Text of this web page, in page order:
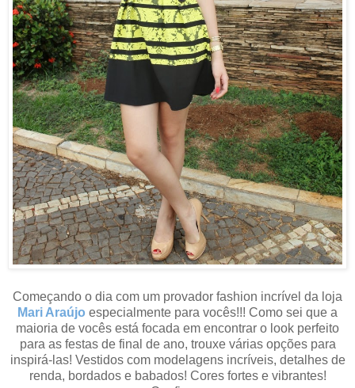
Começando o dia com um provador fashion incrível da loja
Mari Araújo especialmente para vocês!!! Como sei que a
maioria de vocês está focada em encontrar o look perfeito
para as festas de final de ano, trouxe várias opções para
inspirá-las! Vestidos com modelagens incríveis, detalhes de
renda, bordados e babados! Cores fortes e vibrantes!